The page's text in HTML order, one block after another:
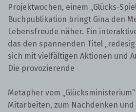
Projektwochen, einem „Glücks-
Buchpublikation bringt Gina den
Lebensfreude näher. Ein
das den spannenden Titel
sich mit vielfältigen Aktionen und
Die provozierende
Metapher vom
Mitarbeiten, zum Nachdenken